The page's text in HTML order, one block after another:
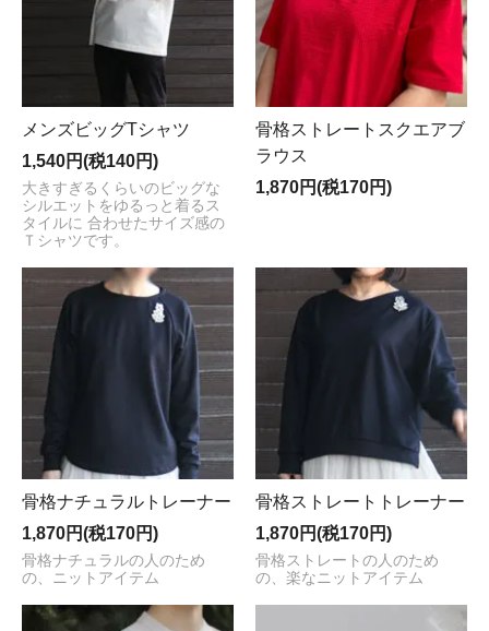
メンズビッグTシャツ
1,540円(税140円)
大きすぎるくらいのビッグな
シルエットをゆるっと着るス
タイルに 合わせたサイズ感の
Ｔシャツです。
骨格ストレートスクエアブ
ラウス
1,870円(税170円)
骨格ナチュラルトレーナー
1,870円(税170円)
骨格ナチュラルの人のため
の、ニットアイテム
骨格ストレートトレーナー
1,870円(税170円)
骨格ストレートの人のため
の、楽なニットアイテム